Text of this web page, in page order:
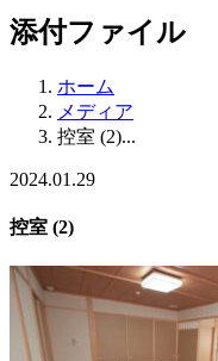
添付ファイル
ホーム
メディア
控室 (2)...
2024.01.29
控室 (2)